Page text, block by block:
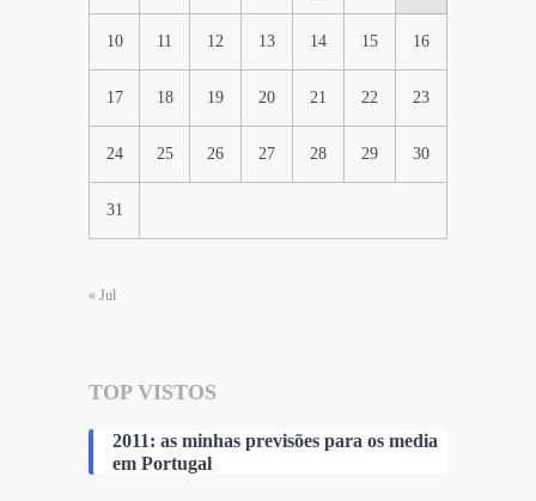
10 11 12 13 14 15 16
17 18 19 20 21 22 23
24 25 26 27 28 29 30
31
« Jul
TOP VISTOS
2011: as minhas previsões para os media
em Portugal